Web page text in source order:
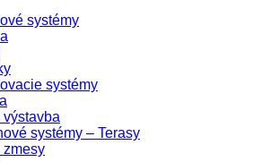
systémy
systémy
výstavba
systémy – Terasy
zmesy